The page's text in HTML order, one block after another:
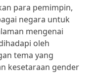
para pemimpin,
negara untuk
mengenai
oleh
tema yang
kesetaraan gender